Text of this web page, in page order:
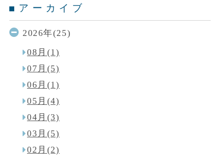
アーカイブ
2026年(25)
08月(1)
07月(5)
06月(1)
05月(4)
04月(3)
03月(5)
02月(2)